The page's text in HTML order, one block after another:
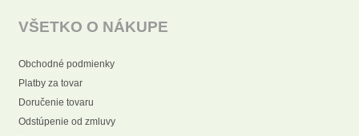
VŠETKO O NÁKUPE
Obchodné podmienky
Platby za tovar
Doručenie tovaru
Odstúpenie od zmluvy